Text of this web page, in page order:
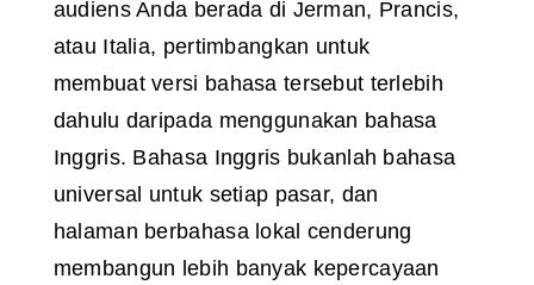
audiens Anda berada di Jerman, Prancis,
atau Italia, pertimbangkan untuk
membuat versi bahasa tersebut terlebih
dahulu daripada menggunakan bahasa
Inggris. Bahasa Inggris bukanlah bahasa
universal untuk setiap pasar, dan
halaman berbahasa lokal cenderung
membangun lebih banyak kepercayaan